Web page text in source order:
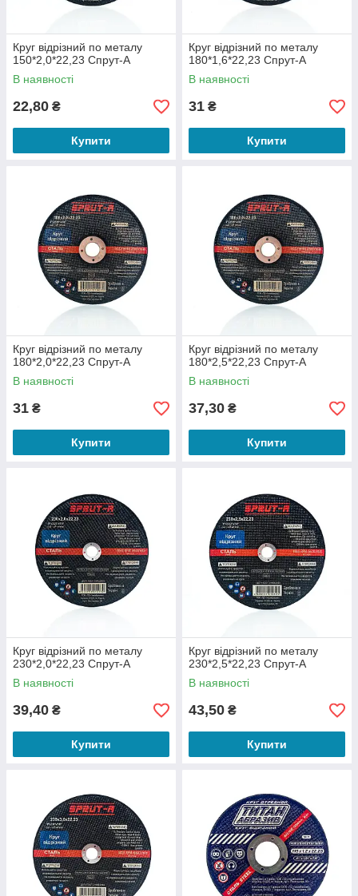
Круг відрізний по металу
150*2,0*22,23 Спрут-А
В наявності
22,80 ₴
Купити
Круг відрізний по металу
180*1,6*22,23 Спрут-А
В наявності
31 ₴
Купити
Круг відрізний по металу
180*2,0*22,23 Спрут-А
В наявності
31 ₴
Купити
Круг відрізний по металу
180*2,5*22,23 Спрут-А
В наявності
37,30 ₴
Купити
Круг відрізний по металу
230*2,0*22,23 Спрут-А
В наявності
39,40 ₴
Купити
Круг відрізний по металу
230*2,5*22,23 Спрут-А
В наявності
43,50 ₴
Купити